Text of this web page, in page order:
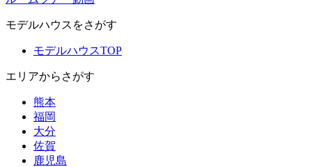
モデルハウスをさがす
モデルハウスTOP
エリアからさがす
熊本
福岡
大分
佐賀
鹿児島